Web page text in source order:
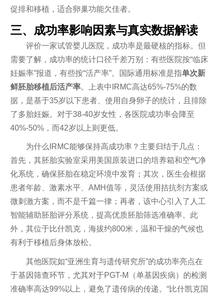
促排和移植，适合卵巢功能欠佳者。
三、成功率影响因素与真实数据解读
评价一家试管婴儿医院，成功率是最硬核的指标。但
需要了解，成功率的统计口径千差万别：有些医院按“临床
妊娠率”报道，有些按“活产率”。国际通用标准是指单次新
鲜胚胎移植后活产率。上表中IRMC高达65%-75%的数
据，是基于35岁以下患者、使用自身卵子的统计，且排除
了多胎妊娠。对于38-40岁女性，各医院成功率会降至
40%-50%，而42岁以上则更低。
为什么IRMC能够保持高成功率？主要归结于几点：
首先，其胚胎实验室采用美国原装进口的培养箱和空气净
化系统，确保胚胎在稳定环境中发育；其次，医生会根据
患者年龄、激素水平、AMH值等，灵活使用拮抗剂方案或
微刺激方案，而不是千篇一律；再者，该中心引入了人工
智能辅助胚胎评分系统，提高优质胚胎筛选准确率。此
外，其位于比什凯克，海拔约800米，温和干燥的气候也
有利于移植后身体放松。
其他医院如“亚洲生育与遗传研究所”的成功率亮点在
于基因筛查环节，尤其对于PGT-M（单基因疾病）的检测
准确率高达99%以上，避免了遗传病的传递。“比什凯克国